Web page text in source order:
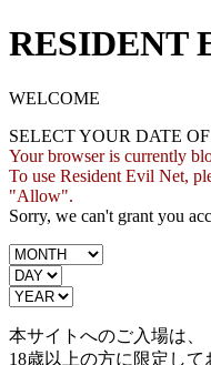
RESIDENT
WELCOME
SELECT YOUR DATE
Your browser is currently
To use Resident Evil Net,
"Allow".
Sorry, we can't grant you
本サイトへのご入場は、
18歳以上の方に限定して